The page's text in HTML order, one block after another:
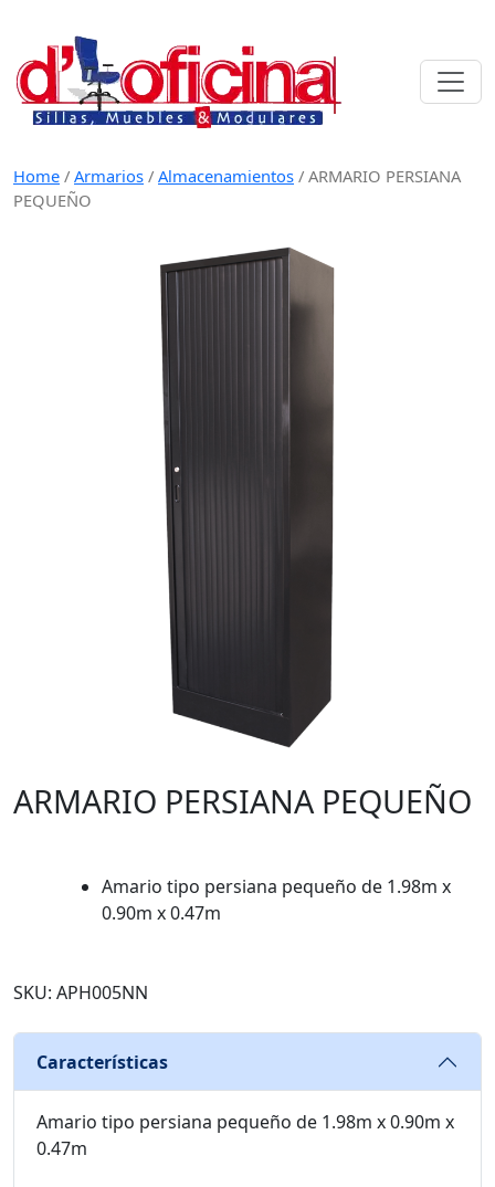
content
Home / Armarios / Almacenamientos / ARMARIO PERSIANA
PEQUEÑO
ARMARIO PERSIANA PEQUEÑO
Amario tipo persiana pequeño de 1.98m x
0.90m x 0.47m
SKU: APH005NN
Características
Amario tipo persiana pequeño de 1.98m x 0.90m x
0.47m